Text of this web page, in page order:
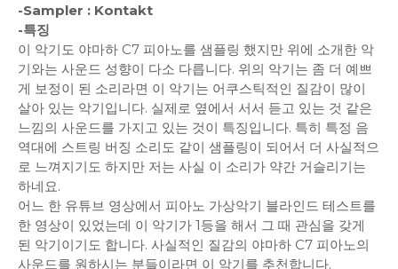
-Sampler : Kontakt
-특징
이 악기도 야마하 C7 피아노를 샘플링 했지만 위에 소개한 악
기와는 사운드 성향이 다소 다릅니다. 위의 악기는 좀 더 예쁘
게 보정이 된 소리라면 이 악기는 어쿠스틱적인 질감이 많이
살아 있는 악기입니다. 실제로 옆에서 서서 듣고 있는 것 같은
느낌의 사운드를 가지고 있는 것이 특징입니다. 특히 특정 음
역대에 스트링 버징 소리도 같이 샘플링이 되어서 더 사실적으
로 느껴지기도 하지만 저는 사실 이 소리가 약간 거슬리기는
하네요.
어느 한 유튜브 영상에서 피아노 가상악기 블라인드 테스트를
한 영상이 있었는데 이 악기가 1등을 해서 그 때 관심을 갖게
된 악기이기도 합니다. 사실적인 질감의 야마하 C7 피아노의
사운드를 원하시는 분들이라면 이 악기를 추천합니다.